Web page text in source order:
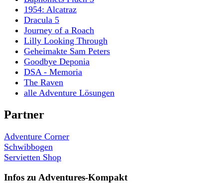
1954: Alcatraz
Dracula 5
Journey of a Roach
Lilly Looking Through
Geheimakte Sam Peters
Goodbye Deponia
DSA - Memoria
The Raven
alle Adventure Lösungen
Partner
Adventure Corner
Schwibbogen
Servietten Shop
Infos zu Adventures-Kompakt